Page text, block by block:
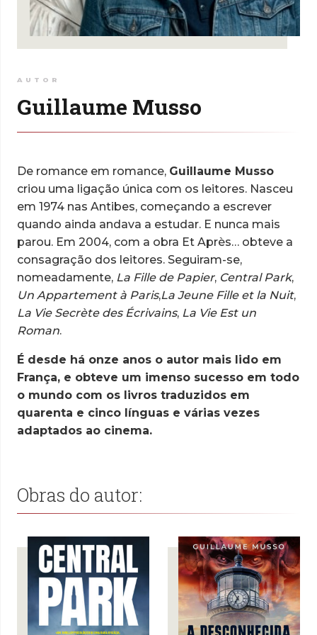
AUTOR
Guillaume Musso
De romance em romance, Guillaume Musso
criou uma ligação única com os leitores. Nasceu
em 1974 nas Antibes, começando a escrever
quando ainda andava a estudar. E nunca mais
parou. Em 2004, com a obra Et Après… obteve a
consagração dos leitores. Seguiram-se,
nomeadamente, La Fille de Papier, Central Park,
Un Appartement à Paris,La Jeune Fille et la Nuit,
La Vie Secrète des Écrivains, La Vie Est un
Roman.
É desde há onze anos o autor mais lido em
França, e obteve um imenso sucesso em todo
o mundo com os livros traduzidos em
quarenta e cinco línguas e várias vezes
adaptados ao cinema.
Obras do autor: